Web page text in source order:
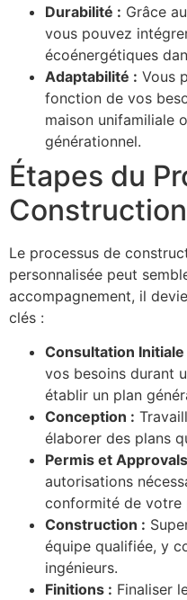
Durabilité : Grâce
vous pouvez
écoénergétiques
Adaptabilité : Vous
fonction de vos
maison unifamiliale
générationnel.
Étapes du
Construction
Le processus de
personnalisée peut
accompagnement, il
clés :
Consultation Initiale
vos besoins durant
établir un plan
Conception :
élaborer des plans
Permis et
autorisations
conformité de votre
Construction :
équipe qualifiée, y
ingénieurs.
Finitions : Finaliser